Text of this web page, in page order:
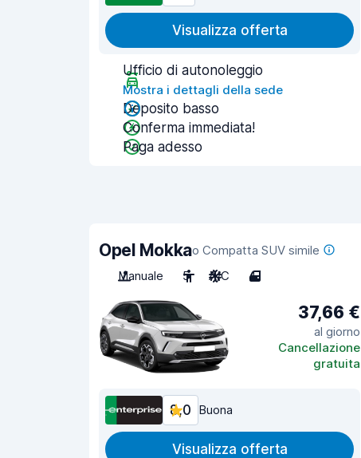
Visualizza offerta
Ufficio di autonoleggio
Mostra i dettagli della sede
Deposito basso
Conferma immediata!
Paga adesso
Opel Mokkao Compatta SUV simile
Manuale
5 A/C 4
37,66 €
al giorno
Cancellazione
gratuita
8,0 Buona
Visualizza offerta